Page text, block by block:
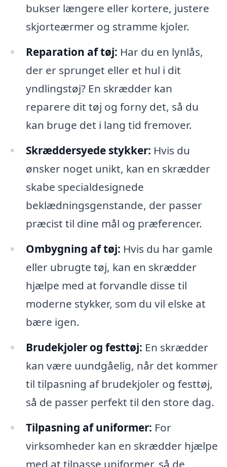
bukser længere eller kortere, justere
skjorteærmer og stramme kjoler.
Reparation af tøj: Har du en lynlås,
der er sprunget eller et hul i dit
yndlingstøj? En skrædder kan
reparere dit tøj og forny det, så du
kan bruge det i lang tid fremover.
Skræddersyede stykker: Hvis du
ønsker noget unikt, kan en skrædder
skabe specialdesignede
beklædningsgenstande, der passer
præcist til dine mål og præferencer.
Ombygning af tøj: Hvis du har gamle
eller ubrugte tøj, kan en skrædder
hjælpe med at forvandle disse til
moderne stykker, som du vil elske at
bære igen.
Brudekjoler og festtøj: En skrædder
kan være uundgåelig, når det kommer
til tilpasning af brudekjoler og festtøj,
så de passer perfekt til den store dag.
Tilpasning af uniformer: For
virksomheder kan en skrædder hjælpe
med at tilpasse uniformer, så de